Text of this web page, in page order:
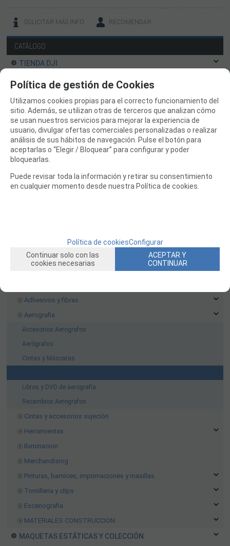
SOLICITAR MÁS INFO RECOMENDAR
CATÁLOGO
TIENDA DJI
OUTLET LIQUIDACION
DRONES Y FPV
AVIONES RC
COCHES RC
BARCOS RC
HELICOPTEROS RC
EQUIPOS RC
CURSOS Y TALLERES
Adhesivos y fibras
Aerografia
Accesorios Aerografos
Aerógrafos
Cintas y Máscaras
Libros y DVD de aerografía
Recambios Aerografos
Cintas y accesorios sujeción
Herramientas
Iluminacion
Merchandising
Pinturas, barnices, imprimaciones y masillas
Tornilleria y clips
Escenografia
MATERIALES CONSTRUCCION
MAQUETAS ESTÁTICAS Y COLECCIÓN
Política de gestión de Cookies
Utilizamos cookies propias para el correcto funcionamiento del
sitio. Además, se utilizan otras de terceros que analizan cómo
se usan nuestros servicios para mejorar la experiencia de
usuario, divulgar ofertas comerciales personalizadas o realizar
análisis de sus hábitos de navegación. Pulse el botón para
aceptarlas o “Elegir / Bloquear” para configurar y poder
bloquearlas.
Puede revisar toda la información y retirar su consentimiento
en cualquier momento desde nuestra Política de cookies.
Política de cookiesConfigurar
Continuar solo con las
cookies necesarias
ACEPTAR Y
CONTINUAR